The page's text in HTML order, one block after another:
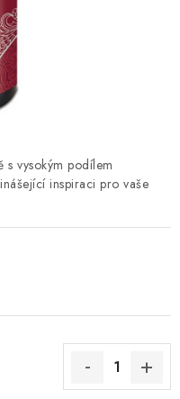
Mapa serveru
vysokým podílem
inspiraci pro vaše